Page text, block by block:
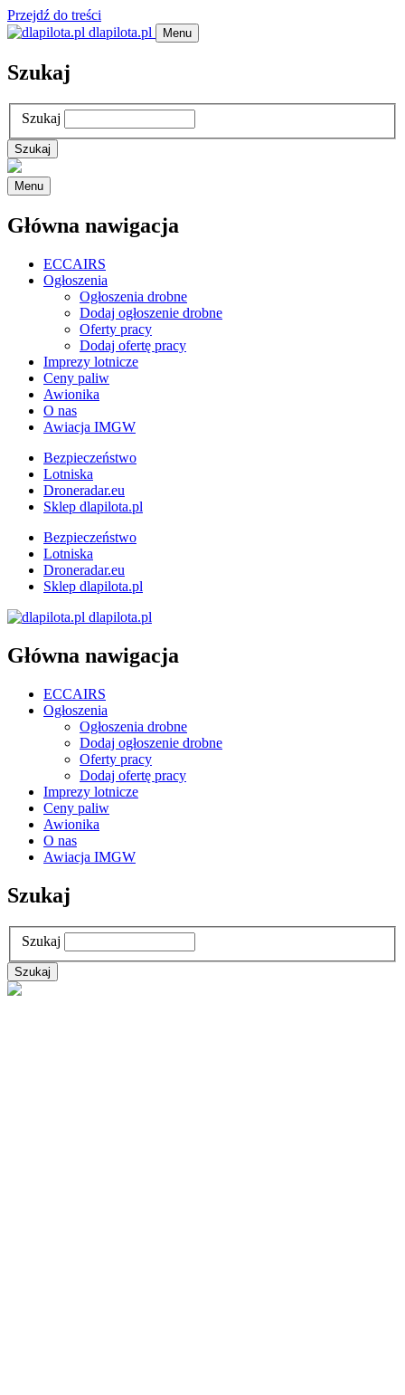
Przejdź do treści
dlapilota.pl
Menu
Szukaj
Szukaj
Menu
Główna nawigacja
ECCAIRS
Ogłoszenia
Ogłoszenia drobne
Dodaj ogłoszenie drobne
Oferty pracy
Dodaj ofertę pracy
Imprezy lotnicze
Ceny paliw
Awionika
O nas
Awiacja IMGW
Bezpieczeństwo
Lotniska
Droneradar.eu
Sklep dlapilota.pl
Bezpieczeństwo
Lotniska
Droneradar.eu
Sklep dlapilota.pl
dlapilota.pl
Główna nawigacja
ECCAIRS
Ogłoszenia
Ogłoszenia drobne
Dodaj ogłoszenie drobne
Oferty pracy
Dodaj ofertę pracy
Imprezy lotnicze
Ceny paliw
Awionika
O nas
Awiacja IMGW
Szukaj
Szukaj